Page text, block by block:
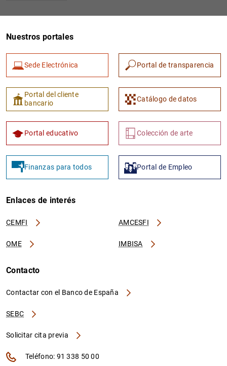
Nuestros portales
Sede Electrónica Portal de transparencia
Portal del cliente
bancario
Catálogo de datos
Portal educativo Colección de arte
Finanzas para todos Portal de Empleo
Enlaces de interés
CEMFI AMCESFI
OME IMBISA
Contacto
Contactar con el Banco de España
SEBC
Solicitar cita previa
Teléfono: 91 338 50 00